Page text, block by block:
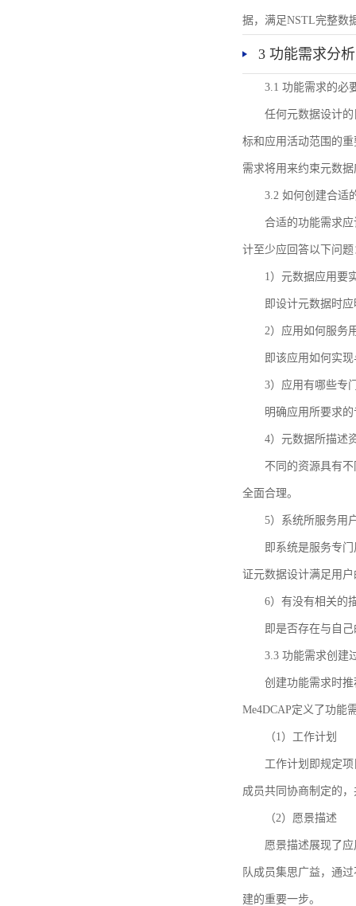
据，满足NSTL完整数
3 功能需求分析
3.1 功能需求的必
任何元数据设计
标和应用活动范围的
需求将用来约束元数
3.2 如何创建合适
合适的功能需求
计至少应回答以下问题
1）元数据应用要
即设计元数据时
2）应用如何服务
即该应用如何实
3）应用有哪些专
明确应用所要求
4）元数据所描述
不同的资源具有
全面合理。
5）系统所服务用
即系统是服务专
证元数据设计满足用
6）有没有相关的
即是否存在与自
3.3 功能需求创建
创建功能需求时推
Me4DCAP定义了功能
（1）工作计划
工作计划即规定
成员共同协商制定的
（2）愿景描述
愿景描述展现了
队成员集思广益，通
建的重要一步。